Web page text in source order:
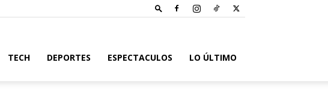
TECH DEPORTES ESPECTACULOS LO ÚLTIMO